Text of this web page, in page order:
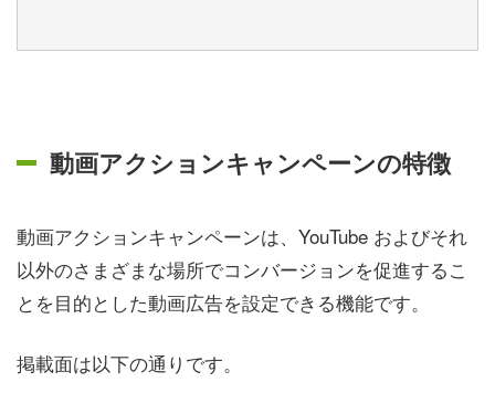
動画アクションキャンペーンの特徴
動画アクションキャンペーンは、YouTube およびそれ
以外のさまざまな場所でコンバージョンを促進するこ
とを目的とした動画広告を設定できる機能です。
掲載面は以下の通りです。